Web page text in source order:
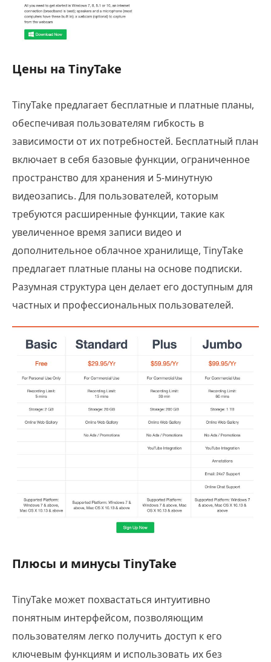
Цены на TinyTake
TinyTake предлагает бесплатные и платные планы,
обеспечивая пользователям гибкость в
зависимости от их потребностей. Бесплатный план
включает в себя базовые функции, ограниченное
пространство для хранения и 5-минутную
видеозапись. Для пользователей, которым
требуются расширенные функции, такие как
увеличенное время записи видео и
дополнительное облачное хранилище, TinyTake
предлагает платные планы на основе подписки.
Разумная структура цен делает его доступным для
частных и профессиональных пользователей.
Плюсы и минусы TinyTake
TinyTake может похвастаться интуитивно
понятным интерфейсом, позволяющим
пользователям легко получить доступ к его
ключевым функциям и использовать их без